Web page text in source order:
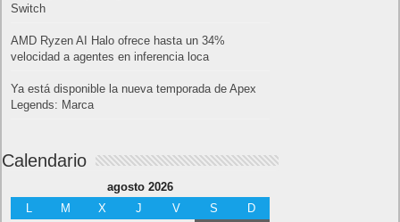
Switch
AMD Ryzen AI Halo ofrece hasta un 34%
velocidad a agentes en inferencia loca
Ya está disponible la nueva temporada de Apex
Legends: Marca
Calendario
agosto 2026
L
M X J V S D